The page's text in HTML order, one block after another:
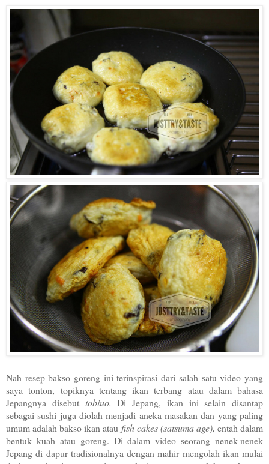
Nah resep bakso goreng ini terinspirasi dari salah satu video yang
saya tonton, topiknya tentang ikan terbang atau dalam bahasa
Jepangnya disebut tobiuo. Di Jepang, ikan ini selain disantap
sebagai sushi juga diolah menjadi aneka masakan dan yang paling
umum adalah bakso ikan atau fish cakes (satsuma age), entah dalam
bentuk kuah atau goreng. Di dalam video seorang nenek-nenek
Jepang di dapur tradisionalnya dengan mahir mengolah ikan mulai